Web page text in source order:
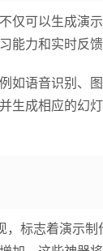
仅可以生成演
能力和实时反馈
如语音识别、
生成相应的幻
标志着演示